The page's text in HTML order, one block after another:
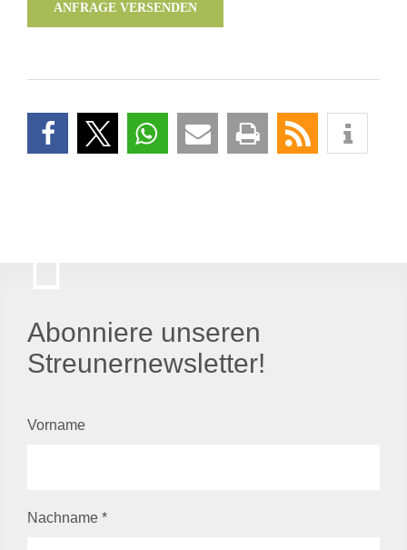
ANFRAGE VERSENDEN
Abonniere unseren
Streunernewsletter!
Vorname
Nachname *